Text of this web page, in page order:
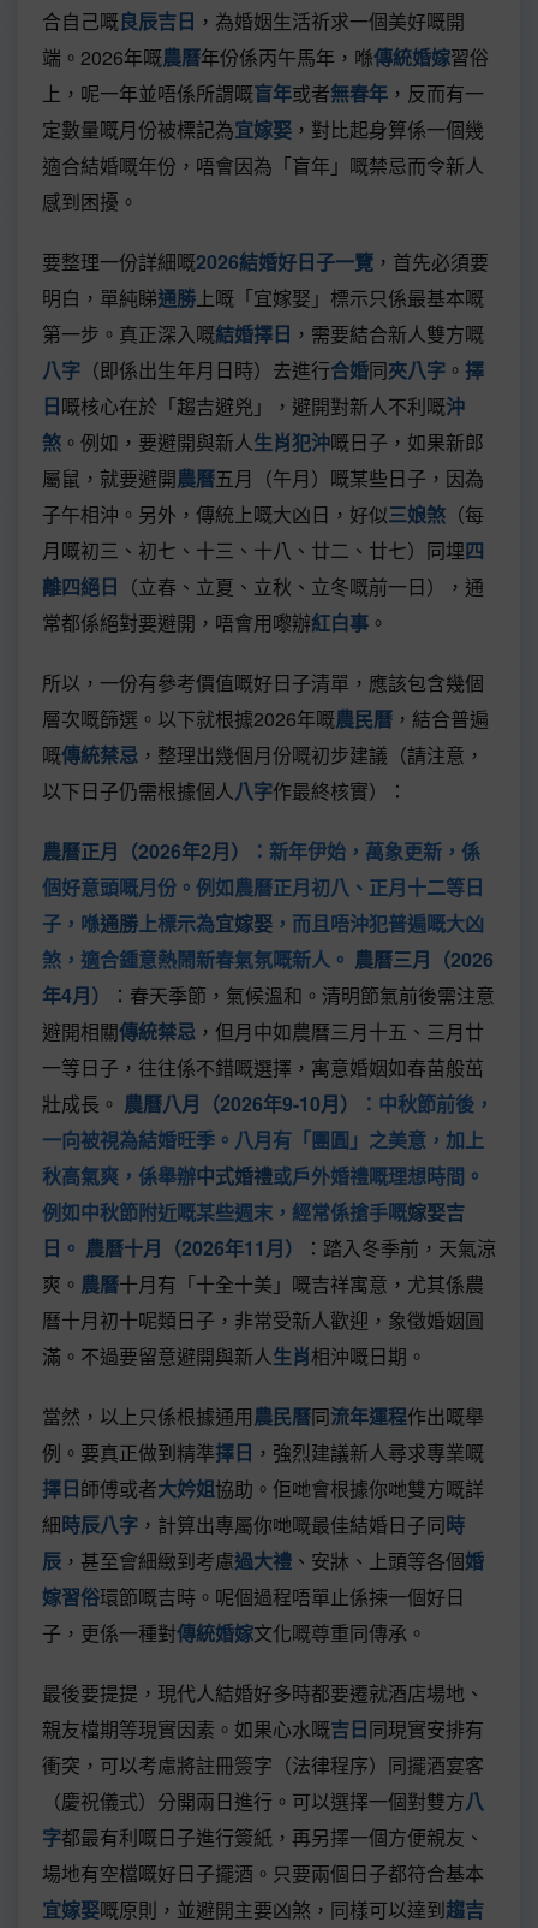
合自己嘅良辰吉日 ，為婚姻生活祈求一個美好嘅開
端。2026年嘅農曆年份係丙午馬年，喺傳統婚嫁習俗
上，呢一年並唔係所謂嘅盲年或者無春年 ，反而有一
定數量嘅月份被標記為宜嫁娶 ，對比起身算係一個幾
適合結婚嘅年份，唔會因為「盲年」嘅禁忌而令新人
感到困擾。
要整理一份詳細嘅2026結婚好日子一覽 ，首先必須要
明白，單純睇通勝 上嘅「宜嫁娶」標示只係最基本嘅
第一步。真正深入嘅結婚擇日 ，需要結合新人雙方嘅
八字 （即係出生年月日時）去進行合婚同夾八字 。 擇
日嘅核心在於「趨吉避兇」，避開對新人不利嘅沖
煞 。例如，要避開與新人生肖犯沖嘅日子，如果新郎
屬鼠，就要避開農曆五月（午月）嘅某些日子，因為
子午相沖。另外，傳統上嘅大凶日，好似三娘煞 （每
月嘅初三、初七、十三、十八、廿二、廿七）同埋四
離四絕日 （立春、立夏、立秋、立冬嘅前一日），通
常都係絕對要避開，唔會用嚟辦紅白事 。
所以，一份有參考價值嘅好日子清單，應該包含幾個
層次嘅篩選。以下就根據2026年嘅農民曆 ，結合普遍
嘅傳統禁忌 ，整理出幾個月份嘅初步建議（請注意，
以下日子仍需根據個人八字作最終核實）：
農曆正月（2026年2月）
：新年伊始，萬象更新，係
個好意頭嘅月份。例如農曆正月初八、正月十二等日
子，喺通勝上標示為宜嫁娶 ，而且唔沖犯普遍嘅大凶
煞，適合鍾意熱鬧新春氣氛嘅新人。 農曆三月（2026
年4月）
：春天季節，氣候溫和。清明節氣前後需注意
避開相關傳統禁忌 ，但月中如農曆三月十五、三月廿
一等日子，往往係不錯嘅選擇，寓意婚姻如春苗般茁
壯成長。 農曆八月（2026年9-10月）
：中秋節前後，
一向被視為結婚旺季。八月有「團圓」之美意，加上
秋高氣爽，係舉辦中式婚禮或戶外婚禮嘅理想時間。
例如中秋節附近嘅某些週末，經常係搶手嘅嫁娶吉
日 。 農曆十月（2026年11月）
：踏入冬季前，天氣涼
爽。 農曆十月有「十全十美」嘅吉祥寓意，尤其係農
曆十月初十呢類日子，非常受新人歡迎，象徵婚姻圓
滿。不過要留意避開與新人生肖相沖嘅日期。
當然，以上只係根據通用農民曆同流年運程作出嘅舉
例。要真正做到精準擇日 ，強烈建議新人尋求專業嘅
擇日師傅或者大妗姐協助。佢哋會根據你哋雙方嘅詳
細時辰八字 ，計算出專屬你哋嘅最佳結婚日子同時
辰 ，甚至會細緻到考慮過大禮 、安牀、上頭等各個婚
嫁習俗環節嘅吉時。呢個過程唔單止係揀一個好日
子，更係一種對傳統婚嫁文化嘅尊重同傳承。
最後要提提，現代人結婚好多時都要遷就酒店場地、
親友檔期等現實因素。如果心水嘅吉日同現實安排有
衝突，可以考慮將註冊簽字（法律程序）同擺酒宴客
（慶祝儀式）分開兩日進行。可以選擇一個對雙方八
字都最有利嘅日子進行簽紙，再另擇一個方便親友、
場地有空檔嘅好日子擺酒。只要兩個日子都符合基本
宜嫁娶嘅原則，並避開主要凶煞，同樣可以達到趨吉